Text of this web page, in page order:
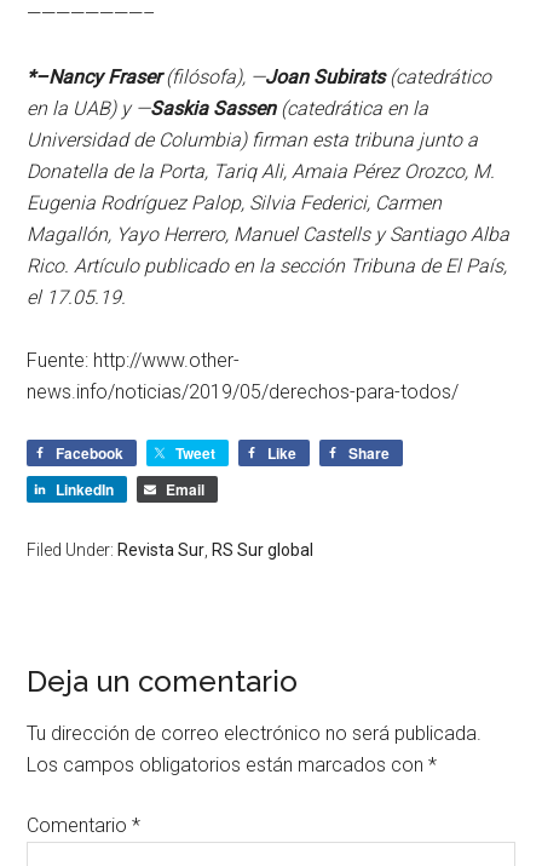
————————–
*–Nancy Fraser(filósofa), —Joan Subirats(catedrático
en la UAB) y —Saskia Sassen(catedrática en la
Universidad de Columbia) firman esta tribuna junto a
Donatella de la Porta, Tariq Ali, Amaia Pérez Orozco, M.
Eugenia Rodríguez Palop, Silvia Federici, Carmen
Magallón, Yayo Herrero, Manuel Castells y Santiago Alba
Rico. Artículo publicado en la sección Tribuna de El País,
el 17.05.19.
Fuente: http://www.other-
news.info/noticias/2019/05/derechos-para-todos/
Facebook Tweet Like
Share
LinkedIn
Email
Filed Under: Revista Sur RS Sur global
Deja un comentario
Tu dirección de correo electrónico no será publicada.
Los campos obligatorios están marcados con*
Comentario*